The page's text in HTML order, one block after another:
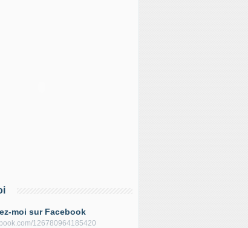
moi sur Facebook
126780964185420